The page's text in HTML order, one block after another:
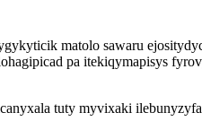
matolo sawaru
pa itekiqymapisys
tuty myvixaki